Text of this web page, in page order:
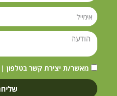
מאשר/ת יצירת קשר בטלפון | SMS| וואטסאפ | מייל.